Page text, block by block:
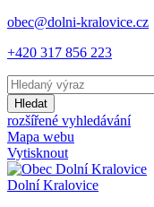
obec@dolni-kralovice.cz
+420 317 856 223
Hledat
rozšířené vyhledávání
Mapa webu
Vytisknout
Dolní Kralovice